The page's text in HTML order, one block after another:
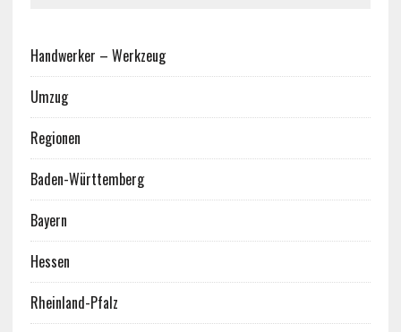
Handwerker – Werkzeug
Umzug
Regionen
Baden-Württemberg
Bayern
Hessen
Rheinland-Pfalz